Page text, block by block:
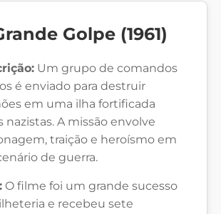
Golpe (1961)
Um grupo de comandos
é enviado para destruir
em uma ilha fortificada
nazistas. A missão envolve
traição e heroísmo em
de guerra.
O filme foi um grande sucesso
e recebeu sete